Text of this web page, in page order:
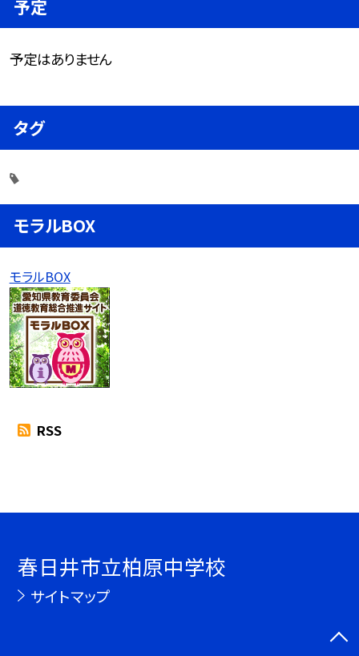
予定
予定はありません
タグ
モラルBOX
モラルBOX
RSS
春日井市立柏原中学校
サイトマップ